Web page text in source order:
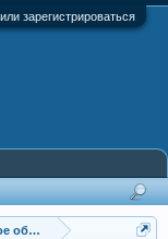
зарегистрироваться
общение